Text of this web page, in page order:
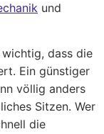
und
dass die
Ein günstiger
völlig anders
Sitzen. Wer
die